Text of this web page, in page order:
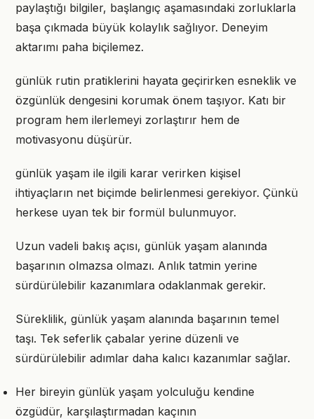
paylaştığı bilgiler, başlangıç aşamasındaki zorluklarla
başa çıkmada büyük kolaylık sağlıyor. Deneyim
aktarımı paha biçilemez.
günlük rutin pratiklerini hayata geçirirken esneklik ve
özgünlük dengesini korumak önem taşıyor. Katı bir
program hem ilerlemeyi zorlaştırır hem de
motivasyonu düşürür.
günlük yaşam ile ilgili karar verirken kişisel
ihtiyaçların net biçimde belirlenmesi gerekiyor. Çünkü
herkese uyan tek bir formül bulunmuyor.
Uzun vadeli bakış açısı, günlük yaşam alanında
başarının olmazsa olmazı. Anlık tatmin yerine
sürdürülebilir kazanımlara odaklanmak gerekir.
Süreklilik, günlük yaşam alanında başarının temel
taşı. Tek seferlik çabalar yerine düzenli ve
sürdürülebilir adımlar daha kalıcı kazanımlar sağlar.
Her bireyin günlük yaşam yolculuğu kendine
özgüdür, karşılaştırmadan kaçının